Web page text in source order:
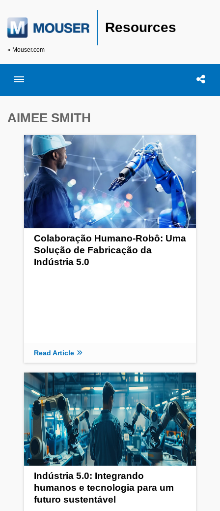
Resources
« Mouser.com
Toggle menubar Open
AIMEE SMITH
Colaboração Humano-Robô: Uma
Solução de Fabricação da
Indústria 5.0
Read Article
Indústria 5.0: Integrando
humanos e tecnologia para um
futuro sustentável